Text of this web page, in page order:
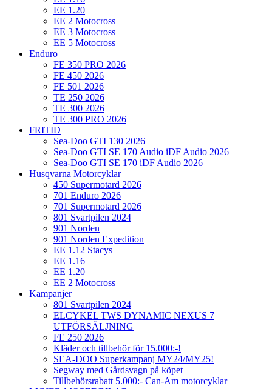
EE 1.20
EE 2 Motocross
EE 3 Motocross
EE 5 Motocross
Enduro
FE 350 PRO 2026
FE 450 2026
FE 501 2026
TE 250 2026
TE 300 2026
TE 300 PRO 2026
FRITID
Sea-Doo GTI 130 2026
Sea-Doo GTI SE 170 Audio iDF Audio 2026
Sea-Doo GTI SE 170 iDF Audio 2026
Husqvarna Motorcyklar
450 Supermotard 2026
701 Enduro 2026
701 Supermotard 2026
801 Svartpilen 2024
901 Norden
901 Norden Expedition
EE 1.12 Stacys
EE 1.16
EE 1.20
EE 2 Motocross
Kampanjer
801 Svartpilen 2024
ELCYKEL TWS DYNAMIC NEXUS 7
UTFÖRSÄLJNING
FE 250 2026
Kläder och tillbehör för 15.000:-!
SEA-DOO Superkampanj MY24/MY25!
Segway med Gårdsvagn på köpet
Tillbehörsrabatt 5.000:- Can-Am motorcyklar